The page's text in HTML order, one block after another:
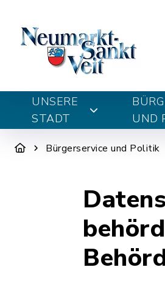
UNSERE
STADT
UND
Bürgerservice und Politik